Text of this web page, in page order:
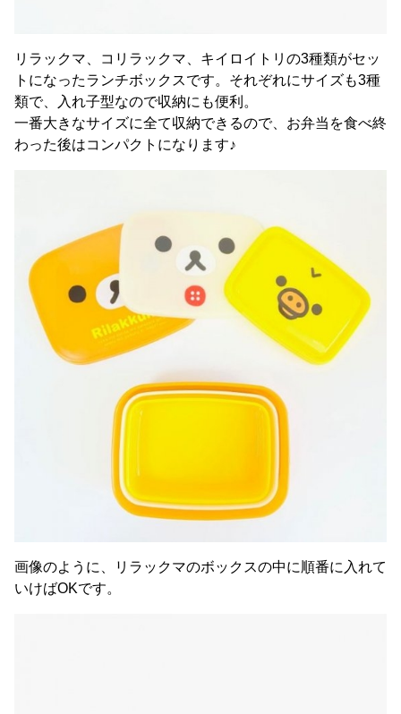
リラックマ、コリラックマ、キイロイトリの3種類がセッ
トになったランチボックスです。それぞれにサイズも3種
類で、入れ子型なので収納にも便利。
一番大きなサイズに全て収納できるので、お弁当を食べ終
わった後はコンパクトになります♪
画像のように、リラックマのボックスの中に順番に入れて
いけばOKです。